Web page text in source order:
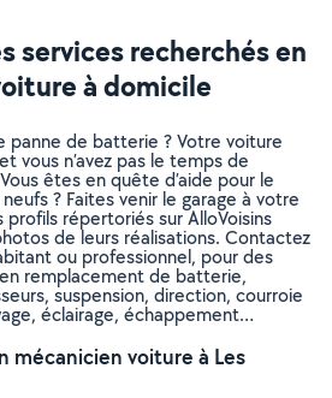
services recherchés en
à domicile
panne de batterie ? Votre voiture
vous n’avez pas le temps de
êtes en quête d’aide pour le
? Faites venir le garage à votre
répertoriés sur AlloVoisins
de leurs réalisations. Contactez
ou professionnel, pour des
remplacement de batterie,
suspension, direction, courroie
éclairage, échappement…
mécanicien voiture à Les